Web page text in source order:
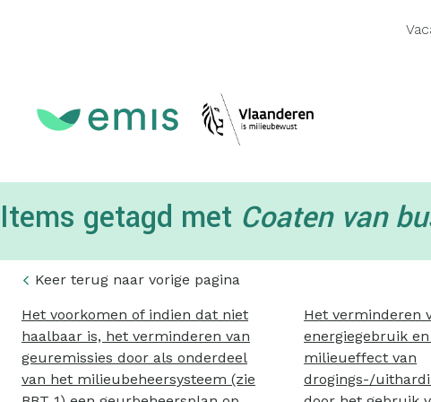
Items getagd met Coaten van
Keer terug naar vorige pagina
Het voorkomen of indien dat niet
haalbaar is, het verminderen van
geuremissies door als onderdeel
van het milieubeheersysteem (zie
Het verminderen
energiegebruik
milieueffect van
drogings-/